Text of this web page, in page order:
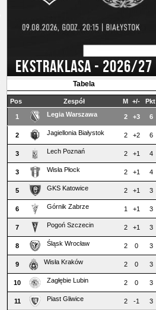
EKSTRAKLASA - 2026/27
Tabela
Pos Zespół M +/- Pkt
1 Legia Warszawa 2 +3 6
2 Jagiellonia Białystok 2 +2 6
3 Lech Poznań 2 +1 4
3 Wisła Płock 2 +1 4
5 GKS Katowice 2 +1 3
6 Górnik Zabrze 1 +1 3
7 Pogoń Szczecin 2 +1 3
8 Śląsk Wrocław 2 0 3
9 Wisła Kraków 2 0 3
10 Zagłębie Lubin 2 0 3
11 Piast Gliwice 2 -1 3